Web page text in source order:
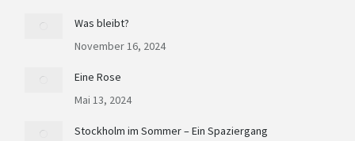
Was bleibt?
November 16, 2024
Eine Rose
Mai 13, 2024
Stockholm im Sommer – Ein Spaziergang